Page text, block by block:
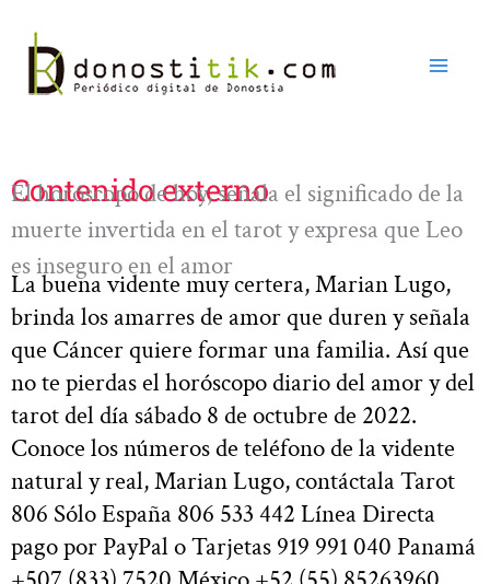
contenido
Contenido externo
El horóscopo de hoy, señala el significado de la
muerte invertida en el tarot y expresa que Leo
es inseguro en el amor
La buena vidente muy certera, Marian Lugo,
brinda los amarres de amor que duren y señala
que Cáncer quiere formar una familia. Así que
no te pierdas el horóscopo diario del amor y del
tarot del día sábado 8 de octubre de 2022.
Conoce los números de teléfono de la vidente
natural y real, Marian Lugo, contáctala Tarot
806 Sólo España 806 533 442 Línea Directa
pago por PayPal o Tarjetas 919 991 040 Panamá